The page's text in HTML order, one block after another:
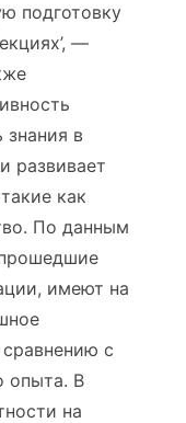
подготовку
—
знания в
развивает
как
По данным
имеют на
с
опыта. В
на